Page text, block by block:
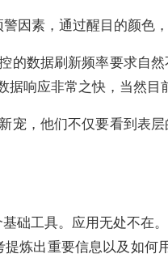
因素，通过醒目的颜色
的数据刷新频率要求自
响应非常之快，当然目
宠，他们不仅要看到表
础工具。应用无处不
炼出重要信息以及如